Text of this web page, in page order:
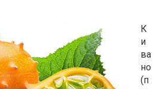
К
и
ва
но
(п